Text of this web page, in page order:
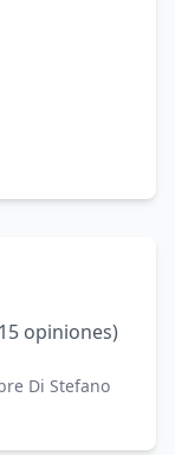
opiniones)
Di Stefano